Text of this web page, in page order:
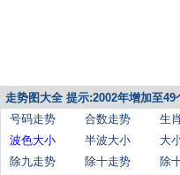
走势图大全 提示:2002年增加至
号码走势
合数走势 生
波色大小
半波大小 大
除九走势
除十走势 除